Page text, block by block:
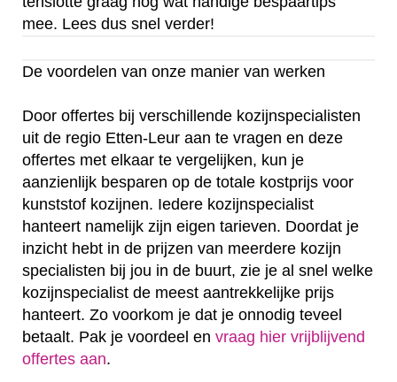
mee. Lees dus snel verder!
De voordelen van onze manier van werken
Door offertes bij verschillende kozijnspecialisten
uit de regio Etten-Leur aan te vragen en deze
offertes met elkaar te vergelijken, kun je
aanzienlijk besparen op de totale kostprijs voor
kunststof kozijnen. Iedere kozijnspecialist
hanteert namelijk zijn eigen tarieven. Doordat je
inzicht hebt in de prijzen van meerdere kozijn
specialisten bij jou in de buurt, zie je al snel welke
kozijnspecialist de meest aantrekkelijke prijs
hanteert. Zo voorkom je dat je onnodig teveel
betaalt. Pak je voordeel en vraag hier vrijblijvend
offertes aan.